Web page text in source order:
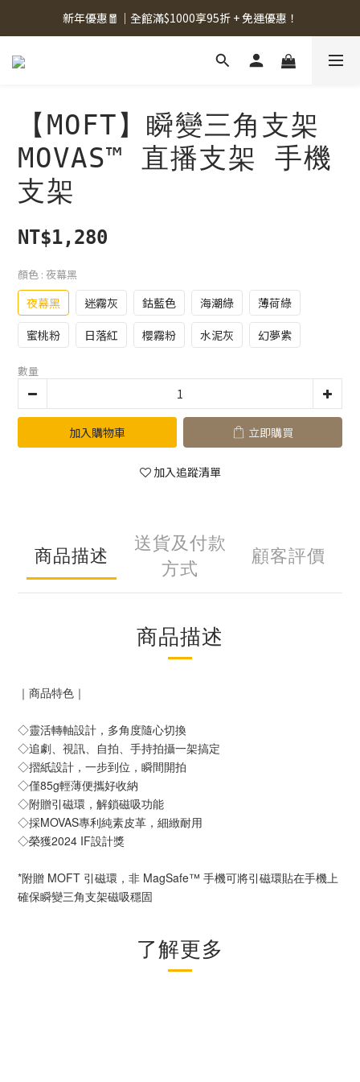
新年優惠🧧｜全館滿$1000享95折 + 免運優惠！
【MOFT】瞬變三角支架
MOVAS™ 直播支架 手機
支架
NT$1,280
顏色 : 夜幕黑
夜幕黑 迷霧灰 鈷藍色 海潮綠
薄荷綠
蜜桃粉
日落紅 櫻霧粉 水泥灰 幻夢紫
數量
加入購物車 立即購買
加入追蹤清單
商品描述
送貨及付款
方式
顧客評價
商品描述
｜商品特色｜
◇靈活轉軸設計，多角度隨心切換
◇追劇、視訊、自拍、手持拍攝一架搞定
◇摺紙設計，一步到位，瞬間開拍
◇僅85g輕薄便攜好收納
◇附贈引磁環，解鎖磁吸功能
◇採MOVAS專利純素皮革，細緻耐用
◇榮獲2024 IF設計獎
*附贈 MOFT 引磁環，非 MagSafe™ 手機可將引磁環貼在手機上
確保瞬變三角支架磁吸穩固
了解更多